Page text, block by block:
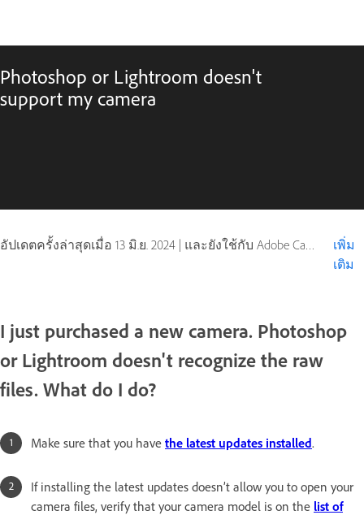
Photoshop or Lightroom doesn't
support my camera
อัปเดตครั้งล่าสุดเมื่อ 13 มิ.ย. 2024 | และยังใช้กับ Adobe Camera Raw, Adobe Lightroom
เพิ่ม
เติม
I just purchased a new camera. Photoshop
or Lightroom doesn't recognize the raw
files. What do I do?
Make sure that you have the latest updates installed.
If installing the latest updates doesn’t allow you to open your
camera files, verify that your camera model is on the list of